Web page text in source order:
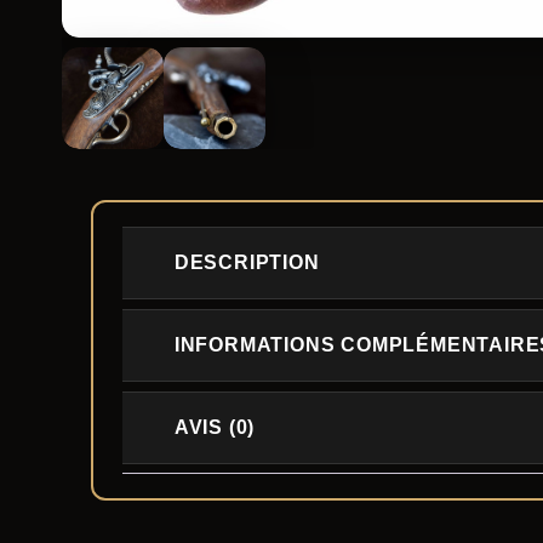
DESCRIPTION
INFORMATIONS
AVIS (0)